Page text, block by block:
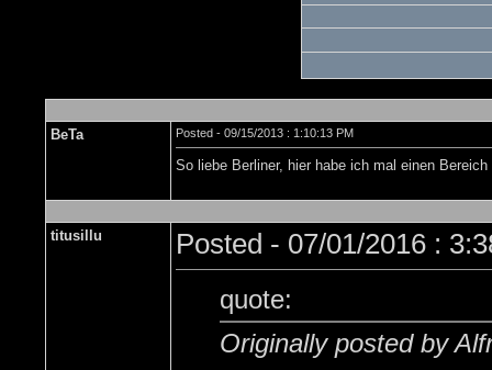
BeTa Posted - 09/15/2013 : 1:10:13 PM
So liebe Berliner, hier habe ich mal einen
titusillu Posted - 07/01/2016 :
quote:
Originally posted by